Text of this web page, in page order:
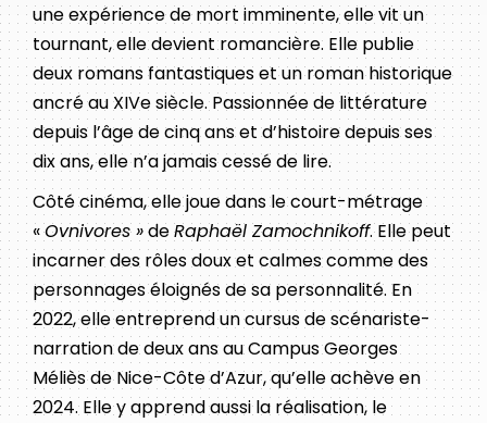
une expérience de mort imminente, elle vit un
tournant, elle devient romancière. Elle publie
deux romans fantastiques et un roman historique
ancré au XIVe siècle. Passionnée de littérature
depuis l’âge de cinq ans et d’histoire depuis ses
dix ans, elle n’a jamais cessé de lire.
Côté cinéma, elle joue dans le court-métrage
«Ovnivores »deRaphaël Zamochnikoff. Elle peut
incarner des rôles doux et calmes comme des
personnages éloignés de sa personnalité. En
2022, elle entreprend un cursus de scénariste-
narration de deux ans au Campus Georges
Méliès de Nice-Côte d’Azur, qu’elle achève en
2024. Elle y apprend aussi la réalisation, le